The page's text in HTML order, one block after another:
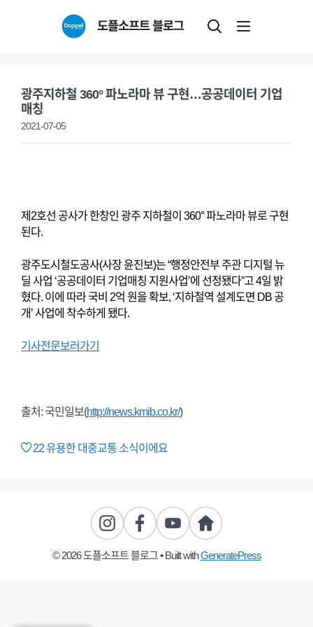
도플소프트 블로그
광주지하철 360° 파노라마 뷰 구현…공공데이터 기업
매칭
2021-07-05
제2호선 공사가 한창인 광주 지하철이 360° 파노라마 뷰로 구현
된다.
광주도시철도공사(사장 윤진보)는 “행정안전부 주관 디지털 뉴
딜 사업 ‘공공데이터 기업매칭 지원사업’에 선정됐다”고 4일 밝
혔다. 이에 따라 국비 2억 원을 확보, ‘지하철역 설계도면 DB 공
개’ 사업에 착수하게 됐다.
기사전문보러가기
출처: 국민일보(http://news.kmib.co.kr/)
22유용한 대중교통 소식이에요
© 2026 도플소프트 블로그• Built withGeneratePress